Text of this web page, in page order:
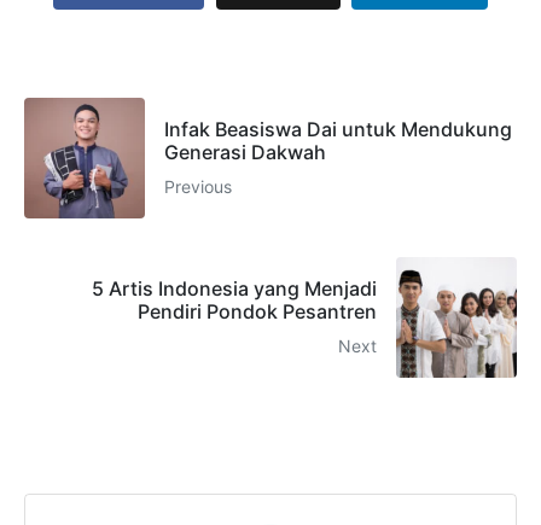
Infak Beasiswa Dai untuk Mendukung
Generasi Dakwah
Previous
5 Artis Indonesia yang Menjadi
Pendiri Pondok Pesantren
Next